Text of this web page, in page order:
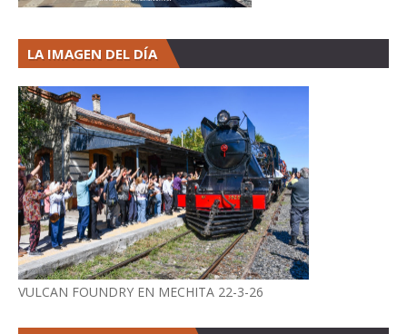
LA IMAGEN DEL DÍA
VULCAN FOUNDRY EN MECHITA 22-3-26